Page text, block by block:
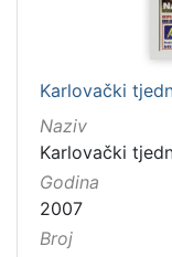
Karlovački
Naziv
Karlovački
Godina
2007
Broj